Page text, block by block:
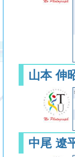
山本 伸
中尾 遼